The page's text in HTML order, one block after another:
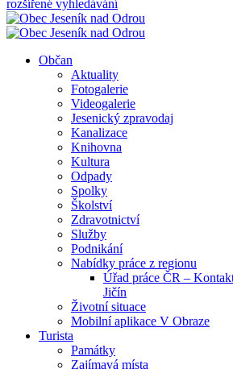
rozšířené vyhledávání
Občan
Aktuality
Fotogalerie
Videogalerie
Jesenický zpravodaj
Kanalizace
Knihovna
Kultura
Odpady
Spolky
Školství
Zdravotnictví
Služby
Podnikání
Nabídky práce z regionu
Úřad práce ČR –
Jičín
Životní situace
Mobilní aplikace V Obraze
Turista
Památky
Zajímavá místa